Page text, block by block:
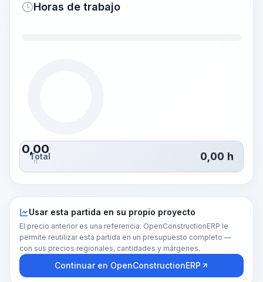
Horas de trabajo
0,00
h
Total 0,00 h
Usar esta partida en su propio proyecto
El precio anterior es una referencia. OpenConstructionERP le
permite reutilizar esta partida en un presupuesto completo —
con sus precios regionales, cantidades y márgenes.
Continuar en OpenConstructionERP